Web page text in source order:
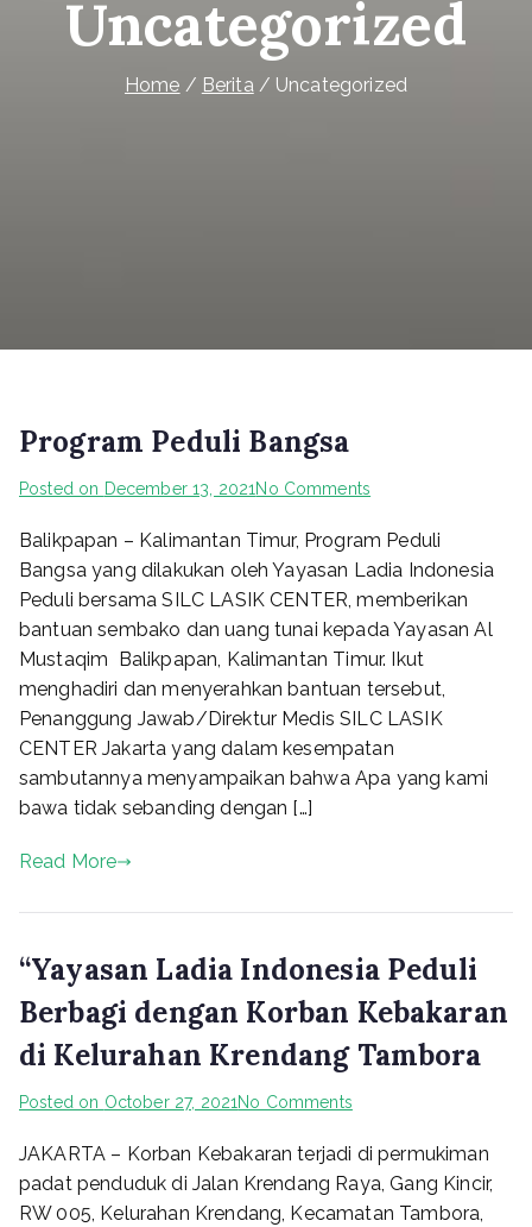
Uncategorized
Home Berita Uncategorized
Program Peduli Bangsa
Posted on December 13, 2021No Comments
Peduli
Bangsa
Balikpapan – Kalimantan Timur, Program Peduli
Bangsa yang dilakukan oleh Yayasan Ladia Indonesia
Peduli bersama SILC LASIK CENTER, memberikan
bantuan sembako dan uang tunai kepada Yayasan Al
Mustaqim Balikpapan, Kalimantan Timur. Ikut
menghadiri dan menyerahkan bantuan tersebut,
Penanggung Jawab/Direktur Medis SILC LASIK
CENTER Jakarta yang dalam kesempatan
sambutannya menyampaikan bahwa Apa yang kami
bawa tidak sebanding dengan […]
Read More
“Yayasan Ladia Indonesia Peduli
Berbagi dengan Korban Kebakaran
di Kelurahan Krendang Tambora
Posted on October 27, 2021No Commentson
Ladia
Indonesia
Peduli
JAKARTA – Korban Kebakaran terjadi di permukiman
padat penduduk di Jalan Krendang Raya, Gang Kincir,
RW 005, Kelurahan Krendang, Kecamatan Tambora,